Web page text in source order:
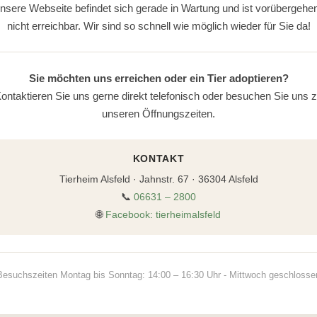
Webseite befindet sich gerade in Wartung und ist
nicht erreichbar. Wir sind so schnell wie möglich wieder für Sie da!
Sie möchten uns erreichen oder ein Tier adoptieren?
Sie uns gerne direkt telefonisch oder besuchen Sie uns
unseren Öffnungszeiten.
KONTAKT
Tierheim Alsfeld · Jahnstr. 67 · 36304 Alsfeld
📞 06631 – 2800
🌐 Facebook: tierheimalsfeld
Montag bis Sonntag: 14:00 – 16:30 Uhr - Mittwoch